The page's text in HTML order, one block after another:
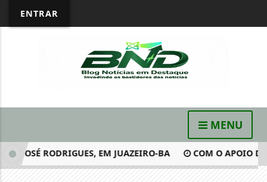
ENTRAR
MENU
RODRIGUES, EM JUAZEIRO-BA COM O APOIO DO